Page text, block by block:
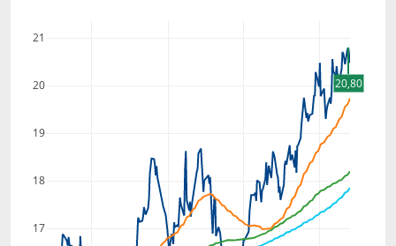
17
18
19
20
21
20,80